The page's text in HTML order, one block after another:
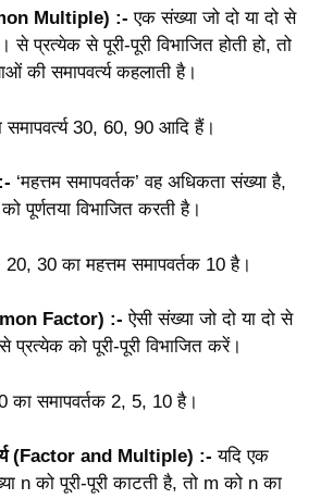
Multiple) :- एक संख्या जो दो या दो से
प्रत्येक से पूरी-पूरी विभाजित होती हो, तो
की समापवर्त्य कहलाती है।
30, 60, 90 आदि हैं।
‘महत्तम समापवर्तक’ वह अधिकता संख्या है,
पूर्णतया विभाजित करती है।
30 का महत्तम समापवर्तक 10 है।
Factor) :- ऐसी संख्या जो दो या दो से
को पूरी-पूरी विभाजित करें।
का समापवर्तक 2, 5, 10 है।
(Factor and Multiple) :- यदि एक
n को पूरी-पूरी काटती है, तो m को n का